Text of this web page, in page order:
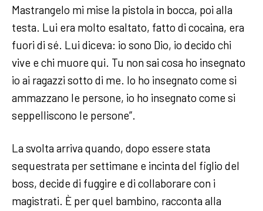
Mastrangelo mi mise la pistola in bocca, poi alla
testa. Lui era molto esaltato, fatto di cocaina, era
fuori di sé. Lui diceva: io sono Dio, io decido chi
vive e chi muore qui. Tu non sai cosa ho insegnato
io ai ragazzi sotto di me. Io ho insegnato come si
ammazzano le persone, io ho insegnato come si
seppelliscono le persone”.
La svolta arriva quando, dopo essere stata
sequestrata per settimane e incinta del figlio del
boss, decide di fuggire e di collaborare con i
magistrati. È per quel bambino, racconta alla